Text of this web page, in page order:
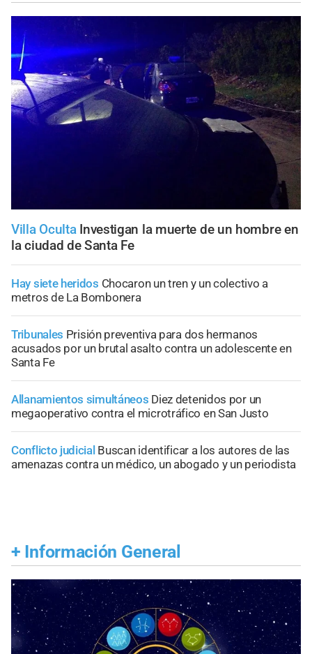
Villa Oculta Investigan la muerte de un hombre en
la ciudad de Santa Fe
Hay siete heridos Chocaron un tren y un colectivo a
metros de La Bombonera
Tribunales Prisión preventiva para dos hermanos
acusados por un brutal asalto contra un adolescente en
Santa Fe
Allanamientos simultáneos Diez detenidos por un
megaoperativo contra el microtráfico en San Justo
Conflicto judicial Buscan identificar a los autores de las
amenazas contra un médico, un abogado y un periodista
+ Información General